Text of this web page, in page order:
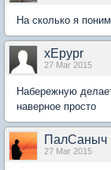
На сколько я
xEpypr
27 Mar 2015
Набережную
наверное просто
ПалСаныч
27 Mar 2015